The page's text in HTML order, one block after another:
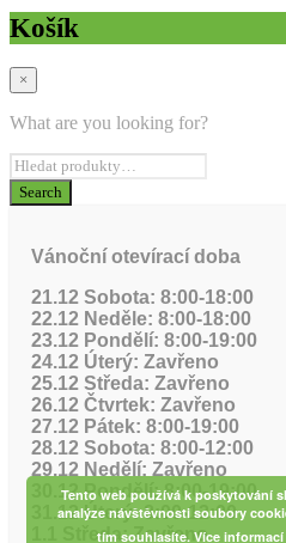
Košík
×
What are you looking for?
Vánoční otevírací doba
21.12 Sobota: 8:00-18:00
22.12 Neděle: 8:00-18:00
23.12 Pondělí: 8:00-19:00
24.12 Úterý: Zavřeno
25.12 Středa: Zavřeno
26.12 Čtvrtek: Zavřeno
27.12 Pátek: 8:00-19:00
28.12 Sobota: 8:00-12:00
29.12 Nedělí: Zavřeno
30.12 Pondělí: 8:00-19:00
31.12 Úterý: 8:00-12:00
1.1 Středa: Zavřeno
Tento web používá k poskytování
analýze návštěvnosti soubory
tím souhlasíte. Více informací